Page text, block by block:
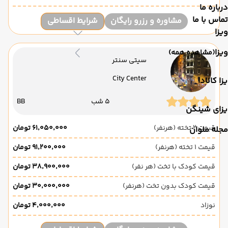
درباره ما
تماس با ما
ویزا
ویزا(مشاهده همه)
کانادا
شینگن
مجله ملوان
مشاوره و رزرو رایگان شرایط اقساطی
سیتی سنتر
City Center
5 شب BB
قیمت 2 تخته (هرنفر)
۶۱٬۰۵۰٬۰۰۰ تومان
قیمت 1 تخته (هرنفر)
۹۱٬۲۰۰٬۰۰۰ تومان
قیمت کودک با تخت (هر نفر)
۳۸٬۹۰۰٬۰۰۰ تومان
قیمت کودک بدون تخت (هرنفر)
۳۰٬۰۰۰٬۰۰۰ تومان
نوزاد
۴٬۰۰۰٬۰۰۰ تومان